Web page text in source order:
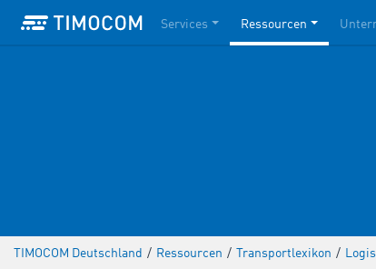
Services Ressourcen
TIMOCOM Deutschland / Ressourcen / Transportlexikon /